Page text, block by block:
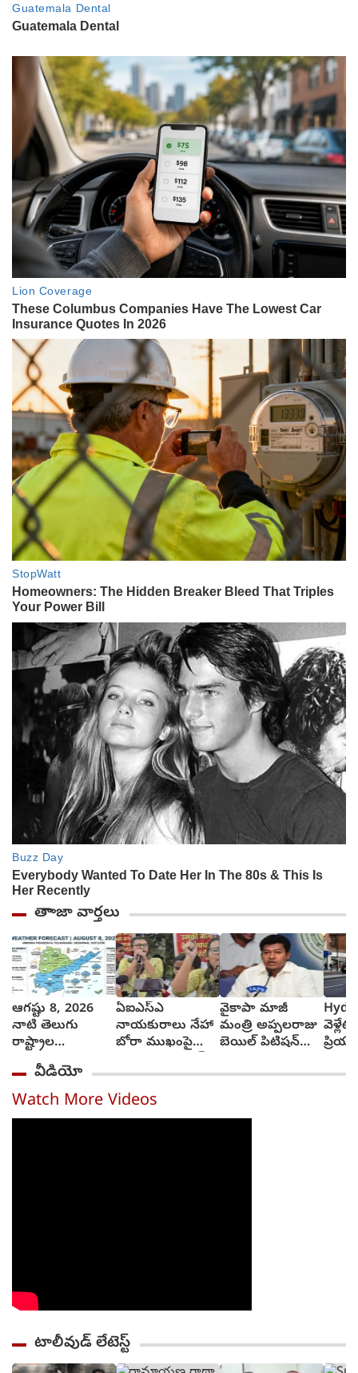
తాాజా వార్తలు
ఆగష్టు 8, 2026
నాటి తెలుగు
రాష్ట్రాల
వాతావరణ సూచన
ఎలా వుందంటే..?
ఏఐఎస్ఎ
నాయకురాలు నేహా
బోరా ముఖంపై
మంతర్ కాదంటూ...
వైకాపా మాజీ
మంత్రి అప్పలరాజు
బెయిల్ పిటిషన్‌
వీడియో
Watch More Videos
టాలీవుడ్ లేటెస్ట్